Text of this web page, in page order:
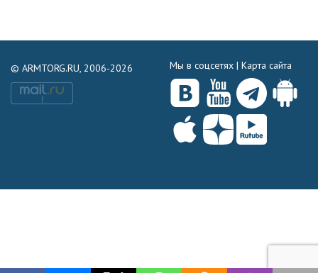
© ARMTORG.RU, 2006-2026 Мы в соцсетях | Карта сайта